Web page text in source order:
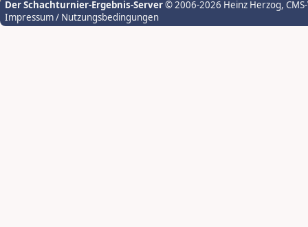
Der Schachturnier-Ergebnis-Server© 2006-2026 Heinz Herzog,
Impressum / Nutzungsbedingungen